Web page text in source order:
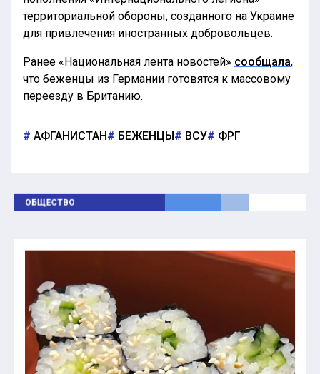
территориальной обороны, созданного на Украине
для привлечения иностранных добровольцев.
Ранее «Национальная лента новостей» сообщала,
что беженцы из Германии готовятся к массовому
переезду в Британию.
АФГАНИСТАН БЕЖЕНЦЫ ВСУ ФРГ
ОБЩЕСТВО